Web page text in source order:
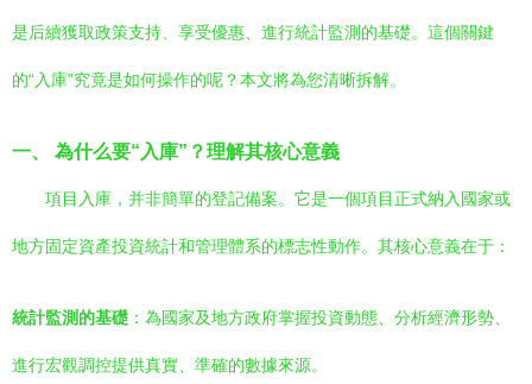
是后續獲取政策支持、享受優惠、進行統計監測的基礎。這個關鍵
的“入庫”究竟是如何操作的呢？本文將為您清晰拆解。
一、 為什么要“入庫”？理解其核心意義
項目入庫，并非簡單的登記備案。它是一個項目正式納入國家或
地方固定資產投資統計和管理體系的標志性動作。其核心意義在于：
統計監測的基礎 ：為國家及地方政府掌握投資動態、分析經濟形勢、
進行宏觀調控提供真實、準確的數據來源。